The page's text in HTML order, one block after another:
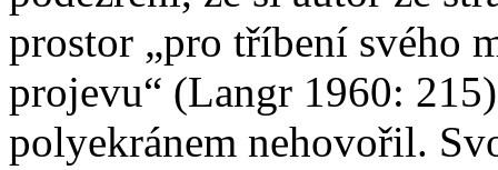
prostor „pro tříbení svého
projevu“ (Langr 1960:
polyekránem nehovořil.